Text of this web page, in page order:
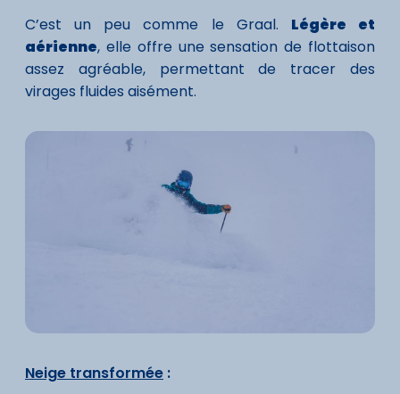
C’est un peu comme le Graal. Légère et
aérienne, elle offre une sensation de flottaison
assez agréable, permettant de tracer des
virages fluides aisément.
Neige transformée :